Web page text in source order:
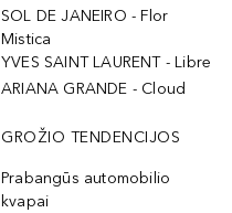
SOL DE JANEIRO - Flor
Mistica
YVES SAINT LAURENT - Libre
ARIANA GRANDE - Cloud
GROŽIO TENDENCIJOS
Prabangūs automobilio
kvapai